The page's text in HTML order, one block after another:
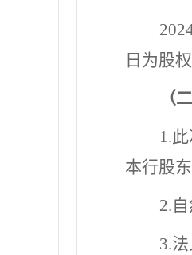
日为股
（
1.
本行股
2.
3.